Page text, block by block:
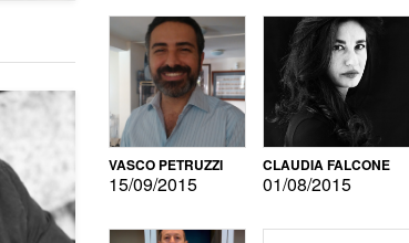
VASCO PETRUZZI
15/09/2015
CLAUDIA FALCONE
01/08/2015